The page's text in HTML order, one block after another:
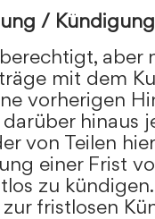
/ Kündigung
aber
mit dem
vorherigen
hinaus
von Teilen
einer Frist
zu kündigen.
fristlosen